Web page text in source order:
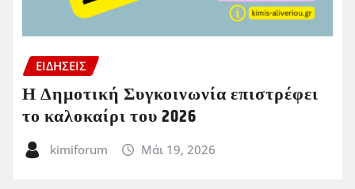
ΕΙΔΗΣΕΙΣ
Η Δημοτική Συγκοινωνία επιστρέφει
το καλοκαίρι του 2026
kimiforum Μάι 19, 2026